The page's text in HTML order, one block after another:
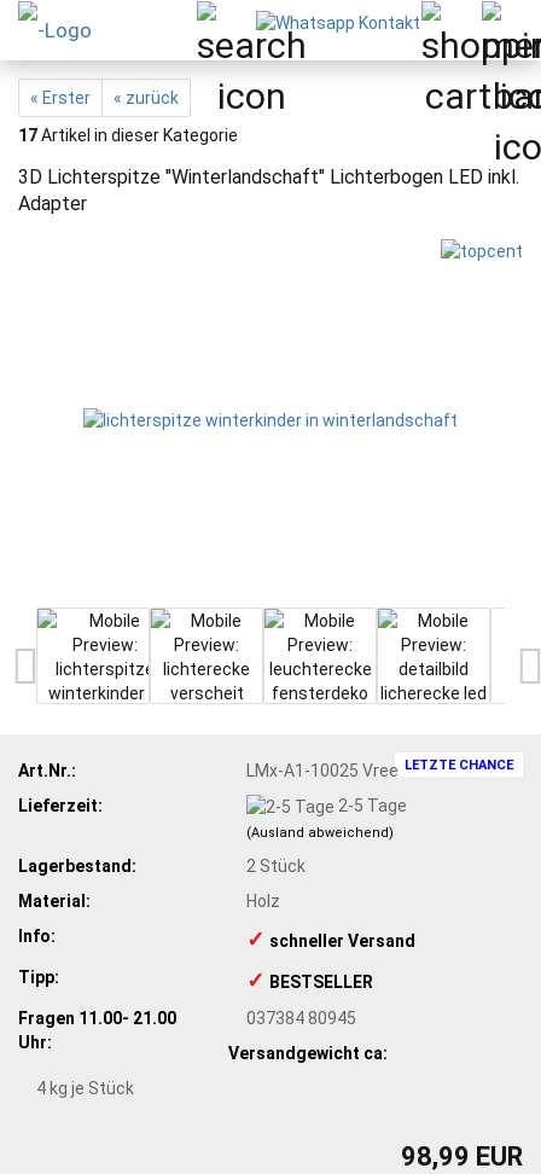
« Erster
« zurück
17Artikel in dieser Kategorie
3D Lichterspitze "Winterlandschaft" Lichterbogen LED inkl.
Adapter
LETZTE CHANCE
Art.Nr.:
LMx-A1-10025 Vree
Lieferzeit:
2-5 Tage
(Ausland abweichend)
Lagerbestand: 2 Stück
Material:
Holz
Info:
✓ ​schneller Versand
Tipp:
✓ ​BESTSELLER
Fragen 11.00- 21.00
Uhr:
037384 80945
Versandgewicht ca:
4 kg je Stück
98,99 EUR